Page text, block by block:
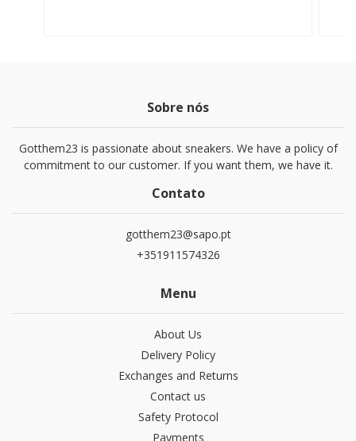
Sobre nós
Gotthem23 is passionate about sneakers. We have a policy of
commitment to our customer. If you want them, we have it.
Contato
gotthem23@sapo.pt
+351911574326
Menu
About Us
Delivery Policy
Exchanges and Returns
Contact us
Safety Protocol
Payments